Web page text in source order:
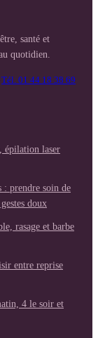
santé et
quotidien.
Tél. 01 44 18 38 69
épilation laser
: prendre soin de
doux
rasage et barbe
entre reprise
4 le soir et